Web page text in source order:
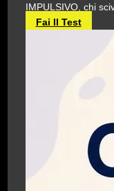
IMPULSIVO, chi
Fai Il Test